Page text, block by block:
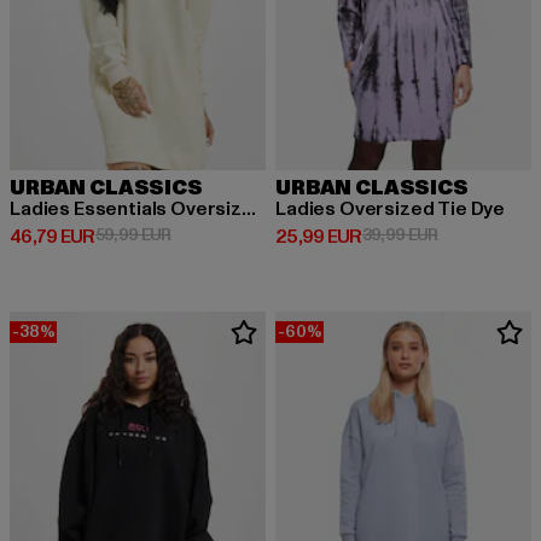
URBAN CLASSICS
Ladies Essentials Oversized Terry
46,79 EUR
Derzeitiger Preis: 46,79 EUR
59,99 EURAktionspreis: 59,99 EUR
URBAN CLASSICS
Ladies Oversized Tie Dye
25,99 EUR
Derzeitiger Preis: 25,99 EUR
39,99 EURAktionspreis:
-38% -60%